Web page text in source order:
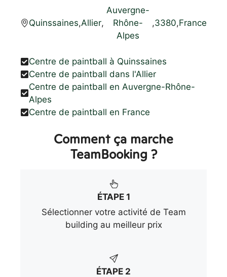
Quinssaines,Allier,
Auvergne-
Rhône-
Alpes
,3380,France
Centre de paintball à Quinssaines
Centre de paintball dans l'Allier
Centre de paintball en Auvergne-Rhône-
Alpes
Centre de paintball en France
Comment ça marche
TeamBooking ?
ÉTAPE 1
Sélectionner votre activité de Team
building au meilleur prix
ÉTAPE 2